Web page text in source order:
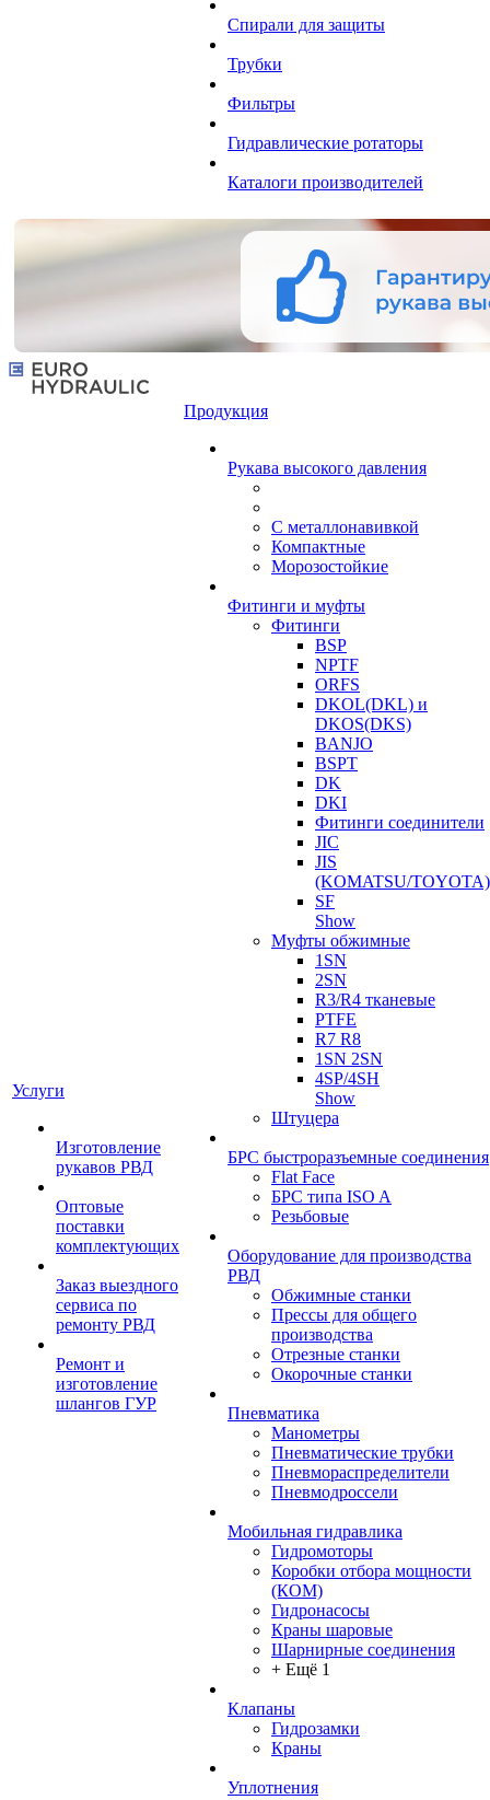
Спирали для защиты
Трубки
Фильтры
Гидравлические ротаторы
Каталоги производителей
Услуги
Изготовление
рукавов РВД
Оптовые
поставки
комплектующих
Заказ выездного
сервиса по
ремонту РВД
Ремонт и
изготовление
шлангов ГУР
Продукция
Рукава высокого давления
С металлонавивкой
Компактные
Морозостойкие
Фитинги и муфты
Фитинги
BSP
NPTF
ORFS
DKOL(DKL) и
DKOS(DKS)
BANJO
BSPT
DK
DKI
Фитинги соединители
JIC
JIS
(KOMATSU/TOYOTA)
SF
Show
Муфты обжимные
1SN
2SN
R3/R4 тканевые
PTFE
R7 R8
1SN 2SN
4SP/4SH
Show
Штуцера
БРС быстроразъемные соединения
Flat Face
БРС типа ISO A
Резьбовые
Оборудование для производства
РВД
Обжимные станки
Прессы для общего
производства
Отрезные станки
Окорочные станки
Пневматика
Манометры
Пневматические трубки
Пневмораспределители
Пневмодроссели
Мобильная гидравлика
Гидромоторы
Коробки отбора мощности
(КОМ)
Гидронасосы
Краны шаровые
Шарнирные соединения
+ Ещё 1
Клапаны
Гидрозамки
Краны
Уплотнения